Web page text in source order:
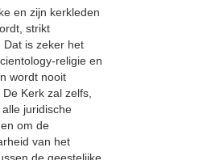
en zijn kerkleden
strikt
Dat is zeker het
religie en
wordt nooit
Kerk zal zelfs,
juridische
om de
van het